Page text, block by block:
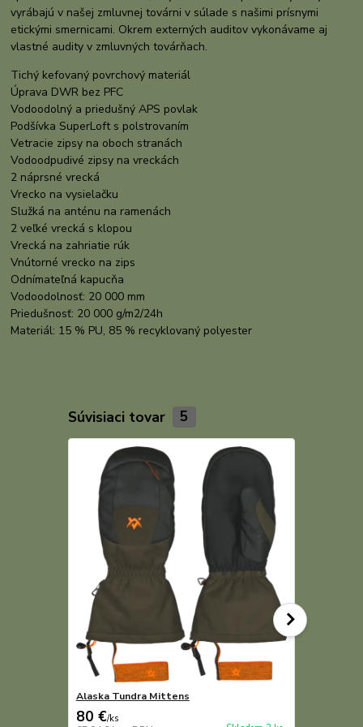
vyrábajú v našej zmluvnej továrni v súlade s našimi prísnymi
etickými smernicami. Okrem externých auditov vykonávame aj
vlastné audity v zmluvných továrňach.
Tichý kefovaný povrchový materiál
Úprava DWR bez PFC
Vodoodolný a priedušný APS povlak
Podšívka SuperLoft s polstrovaním
Vetracie zipsy na oboch stranách
Vodoodpudivé zipsy na vreckách
2 náprsné vrecká
Vrecko na vysielačku
Služká na anténu na ramenách
2 veľké vrecká s klopou
Vrecká na zahriatie rúk
Vnútorné vrecko na zips
Odnímateľná kapucňa
Vodoodolnosť: 20 000 mm
Priedušnosť: 20 000 g/m2/24h
Materiál: 15 % PU, 85 % recyklovaný polyester
Súvisiaci tovar 5
Alaska Tundra Mittens
80 €/ks